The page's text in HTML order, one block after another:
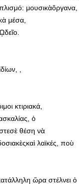
μουσικὰὄργανα,
μέσα,
,
κτιριακά,
ὁ
θέση νὰ
λαϊκές, ποὺ
ὤρα στέλνει ὁ